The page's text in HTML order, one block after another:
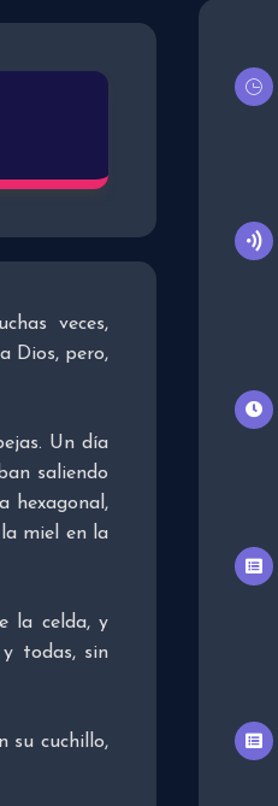
veces,
Dios, pero,
Un día
saliendo
hexagonal,
miel en la
la celda, y
y todas, sin
su cuchillo,